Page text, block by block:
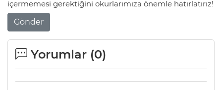
içermemesi gerektiğini okurlarımıza önemle hatırlatırız!
Gönder
Yorumlar (0)